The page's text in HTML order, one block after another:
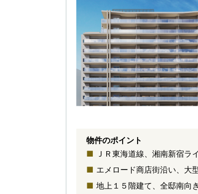
物件のポイント
ＪＲ東海道線、湘南新宿ラ
エメロード商店街沿い、大
地上１５階建て、全邸南向き